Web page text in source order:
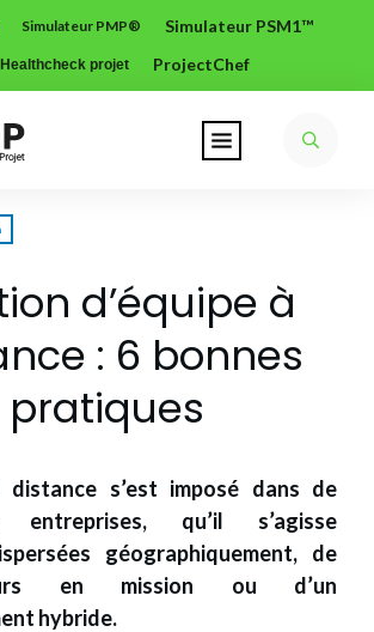
Simulateur PMP® Simulateur PSM1™
Healthcheck projet ProjectChef
d’équipe à
: 6 bonnes
pratiques
s’est imposé dans de
entreprises, qu’il s’agisse
géographiquement, de
en mission ou d’un
hybride.